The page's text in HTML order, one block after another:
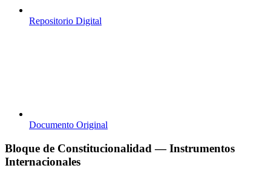
Repositorio Digital
Documento Original
Bloque de Constitucionalidad — Instrumentos
Internacionales